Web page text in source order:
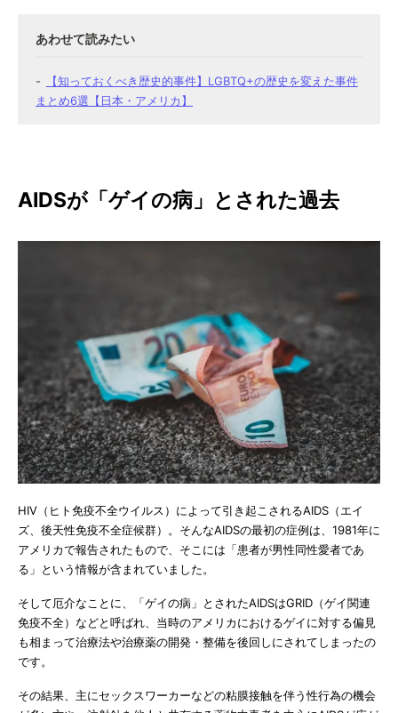
【知っておくべき歴史的事件】LGBTQ+の歴史を変えた事件
まとめ6選【日本・アメリカ】
AIDSが「ゲイの病」とされた過去
HIV（ヒト免疫不全ウイルス）によって引き起こされるAIDS（エイ
ズ、後天性免疫不全症候群）。そんなAIDSの最初の症例は、1981年に
アメリカで報告されたもので、そこには「患者が男性同性愛者であ
る」という情報が含まれていました。
そして厄介なことに、「ゲイの病」とされたAIDSはGRID（ゲイ関連
免疫不全）などと呼ばれ、当時のアメリカにおけるゲイに対する偏見
も相まって治療法や治療薬の開発・整備を後回しにされてしまったの
です。
その結果、主にセックスワーカーなどの粘膜接触を伴う性行為の機会